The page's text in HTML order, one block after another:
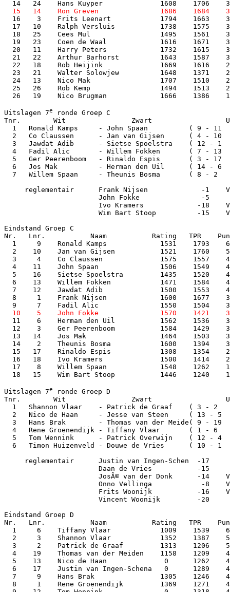
16    3    Frits Leenart            1794    1663
17   10    Ralph Versluis           1738    1575
18   25    Cees Mul                 1495    1561
19   23    Coen de Waal             1616    1671
20   11    Harry Peters             1732    1615
21   22    Arthur Barhorst          1643    1587
22   18    Rob Heijink              1669    1616
23   21    Walter Solowjew          1648    1371
24   13    Nico Mak                 1707    1510
25   26    Rob Kemp                 1494    1513
26   19    Nico Brugman             1666    1386
Uitslagen 7e
ronde Groep C
Tnr.        Wit                Zwart
1   Ronald Kamps     - John Spaan          ( 9 - 11
2   Co Claussen      - Jan van Gijsen      ( 4 - 10
3   Jawdat Adib      - Sietse Spoelstra    ( 12 - 1
4   Fadil Alic       - Willem Fokken       ( 7 - 13
5   Ger Peerenboom   - Rinaldo Espis       ( 3 - 17
6   Jos Mak          - Herman den Uil      ( 14 - 6
7   Willem Spaan     - Theunis Bosma       ( 8 - 2
reglementair      Frank Nijsen             -1
John Fokke               -5
Ivo Kramers             -18
Wim Bart Stoop          -15
Eindstand Groep C
Nr.   Lnr.           Naam           Rating   TPR
1     9    Ronald Kamps             1531    1793
2    10    Jan van Gijsen           1521    1760
3     4    Co Claussen              1575    1557
4    11    John Spaan               1506    1549
5    16    Sietse Spoelstra         1435    1520
6    13    Willem Fokken            1471    1584
7    12    Jawdat Adib              1500    1553
8     1    Frank Nijsen             1600    1677
11    6    Herman den Uil           1562    1536
12    3    Ger Peerenboom           1584    1429
13   14    Jos Mak                  1464    1503
14    2    Theunis Bosma            1600    1394
15   17    Rinaldo Espis            1308    1354
16   18    Ivo Kramers              1500    1414
17    8    Willem Spaan             1548    1262
18   15    Wim Bart Stoop           1446    1240
Uitslagen 7e
ronde Groep D
Tnr.        Wit                Zwart
1   Shannon Vlaar    - Patrick de Graaf    ( 3 - 2
2   Nico de Haan     - Jesse van Steen     ( 13 - 5
3   Hans Brak        - Thomas van der Meide( 9 - 19
4   Rene Groenendijk - Tiffany Vlaar       ( 1 - 6
5   Tom Wennink      - Patrick Overwijn    ( 12 - 4
6   Timon Huizenveld - Douwe de Vries      ( 10 - 1
reglementair      Justin van Ingen-Schen  -17
Daan de Vries           -15
JosÃ© van der Donk      -14
Onno Vellinga            -8
Frits Woonijk           -16
Vincent Woonijk         -20
Eindstand Groep D
Nr.   Lnr.           Naam           Rating   TPR
1     6    Tiffany Vlaar            1009    1539
2     3    Shannon Vlaar            1352    1387
3     2    Patrick de Graaf         1313    1206
4    19    Thomas van der Meiden    1158    1209
5    13    Nico de Haan              0      1262
6    17    Justin van Ingen-Schena   0      1289
7     9    Hans Brak                1305    1246
8     1    Rene Groenendijk         1369    1271